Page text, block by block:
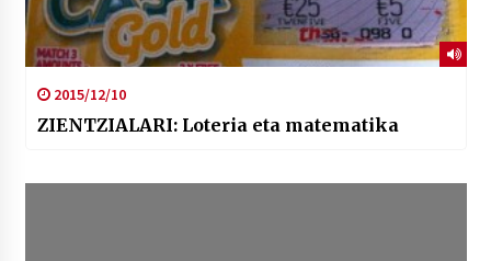
2015/12/10
ZIENTZIALARI: Loteria eta matematika